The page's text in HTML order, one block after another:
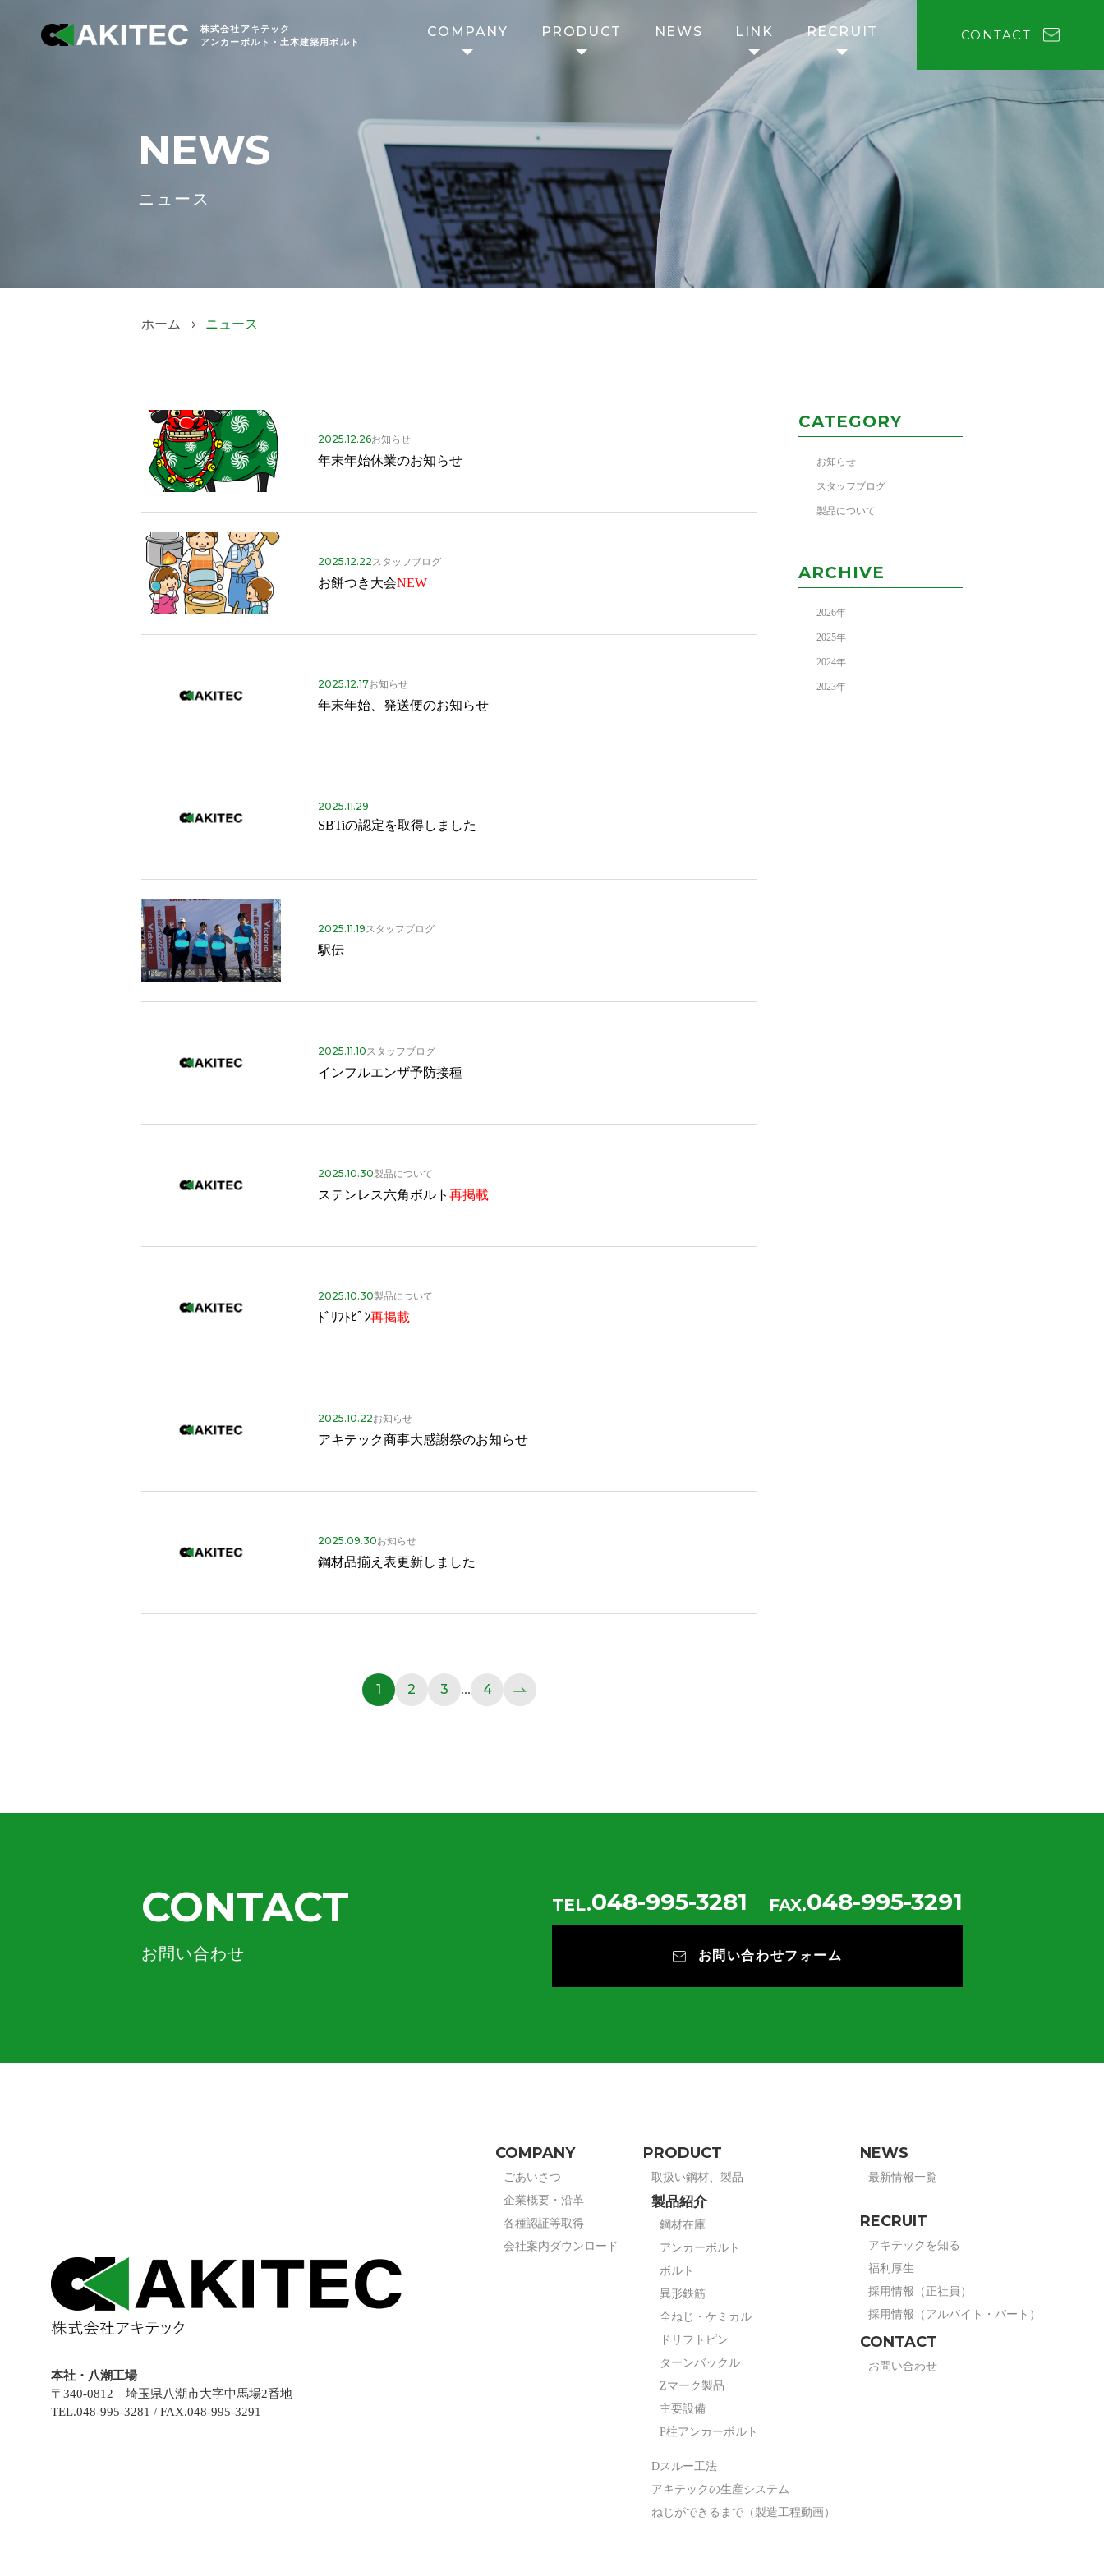
株式会社アキテック
アンカーボルト・土木建築用ボルト
COMPANY PRODUCT NEWS LINK RECRUIT CONTACT
NEWS
ニュース
ホーム ニュース
2025.12.26お知らせ
年末年始休業のお知らせ
2025.12.22 スタッフブログ
お餅つき大会NEW
2025.12.17お知らせ
年末年始、発送便のお知らせ
2025.11.29
SBTiの認定を取得しました
2025.11.19 スタッフブログ
駅伝
2025.11.10 スタッフブログ
インフルエンザ予防接種
2025.10.30製品について
ステンレス六角ボルト 再掲載
2025.10.30製品について
ﾄﾞﾘﾌﾄﾋﾟﾝ再掲載
2025.10.22お知らせ
アキテック商事大感謝祭のお知らせ
2025.09.30お知らせ
鋼材品揃え表更新しました
1 2 3 ... 4
CATEGORY
お知らせ
スタッフブログ
製品について
ARCHIVE
2026年
2025年
2024年
2023年
CONTACT
お問い合わせ
TEL.048-995-3281 FAX.048-995-3291
お問い合わせフォーム
本社・八潮工場
〒340-0812 埼玉県八潮市大字中馬場2番地
TEL.048-995-3281 / FAX.048-995-3291
COMPANY
ごあいさつ
企業概要・沿革
各種認証等取得
会社案内ダウンロード
PRODUCT
取扱い鋼材、製品
製品紹介
鋼材在庫
アンカーボルト
ボルト
異形鉄筋
全ねじ・ケミカル
ドリフトピン
ターンバックル
Zマーク製品
主要設備
P柱アンカーボルト
Dスルー工法
アキテックの生産システム
ねじができるまで（製造工程動画）
NEWS
最新情報一覧
RECRUIT
アキテックを知る
福利厚生
採用情報（正社員）
採用情報（アルバイト・パート）
CONTACT
お問い合わせ